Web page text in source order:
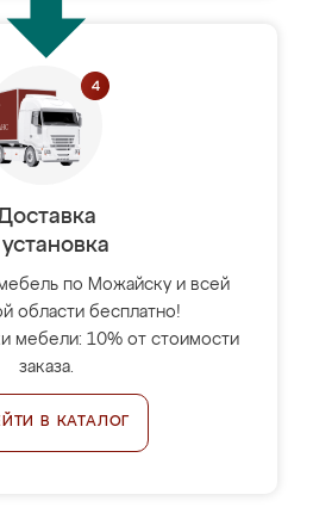
по Можайску и всей
области бесплатно!
мебели: 10% от стоимости
заказа.
В КАТАЛОГ